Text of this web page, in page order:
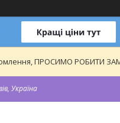
ПРОСИМО РОБИТИ
Україна